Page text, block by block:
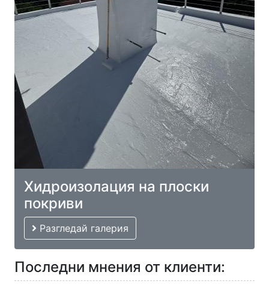
Хидроизолация на плоски
покриви
Разгледай галерия
Последни мнения от клиенти: